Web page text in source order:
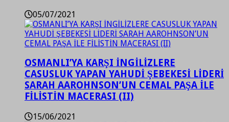
05/07/2021
OSMANLI’YA KARŞI İNGİLİZLERE
CASUSLUK YAPAN YAHUDİ ŞEBEKESİ LİDERİ
SARAH AAROHNSON’UN CEMAL PAŞA İLE
FİLİSTİN MACERASI (II)
15/06/2021